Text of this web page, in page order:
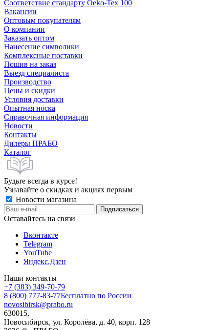
Соответствие стандарту Oeko-Tex 100
Вакансии
Оптовым покупателям
О компании
Заказать оптом
Нанесение символики
Комплексные поставки
Пошив на заказ
Выезд специалиста
Производство
Цены и скидки
Условия доставки
Опытная носка
Справочная информация
Новости
Контакты
Дилеры ПРАБО
Каталог
Будьте всегда в курсе!
Узнавайте о скидках и акциях первым
Новости магазина
Оставайтесь на связи
Вконтакте
Telegram
YouTube
Яндекс.Дзен
Наши контакты
+7 (383) 349-70-79
8 (800) 777-83-77Бесплатно по России
novosibirsk@prabo.ru
630015,
Новосибирск, ул. Королёва, д. 40, корп. 128